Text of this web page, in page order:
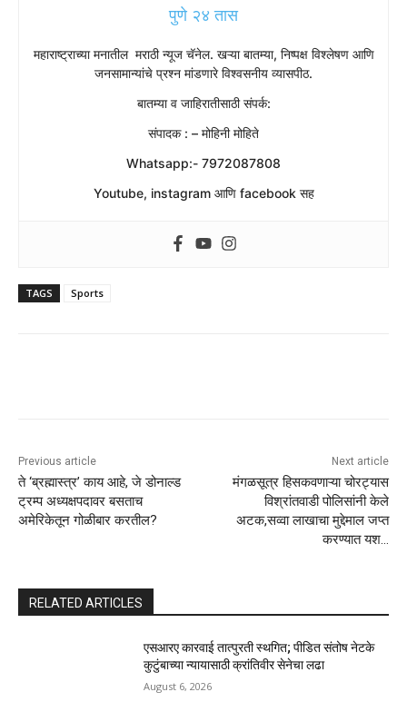
पुणे २४ तास
महाराष्ट्राच्या मनातील मराठी न्यूज चॅनेल. खऱ्या बातम्या, निष्पक्ष विश्लेषण आणि
जनसामान्यांचे प्रश्न मांडणारे विश्वसनीय व्यासपीठ.
बातम्या व जाहिरातीसाठी संपर्क:
संपादक : – मोहिनी मोहिते
Whatsapp:- 7972087808
Youtube, instagram आणि facebook सह
TAGS Sports
Previous article
ते ‘ब्रह्मास्त्र’ काय आहे, जे डोनाल्ड
ट्रम्प अध्यक्षपदावर बसताच
अमेरिकेतून गोळीबार करतील?
Next article
मंगळसूत्र हिसकवणाऱ्या चोरट्यास
विश्रांतवाडी पोलिसांनी केले
अटक,सव्वा लाखाचा मुद्देमाल जप्त
करण्यात यश…
RELATED ARTICLES
एसआरए कारवाई तात्पुरती स्थगित; पीडित संतोष नेटके
कुटुंबाच्या न्यायासाठी क्रांतिवीर सेनेचा लढा
August 6, 2026